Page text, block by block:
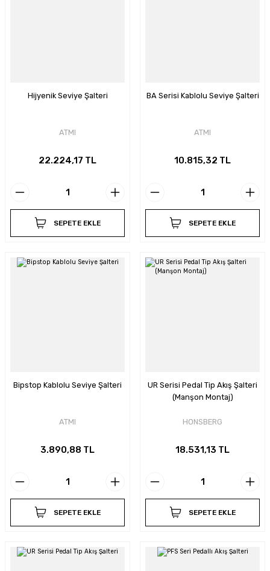
Hijyenik Seviye Şalteri
ATMI
22.224,17 TL
SEPETE EKLE
BA Serisi Kablolu Seviye Şalteri
ATMI
10.815,32 TL
SEPETE EKLE
Bipstop Kablolu Seviye Şalteri
ATMI
3.890,88 TL
SEPETE EKLE
UR Serisi Pedal Tip Akış Şalteri
(Manşon Montaj)
HONSBERG
18.531,13 TL
SEPETE EKLE